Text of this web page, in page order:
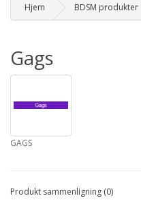
Hjem BDSM produkter
Gags
GAGS
Produkt sammenligning (0)